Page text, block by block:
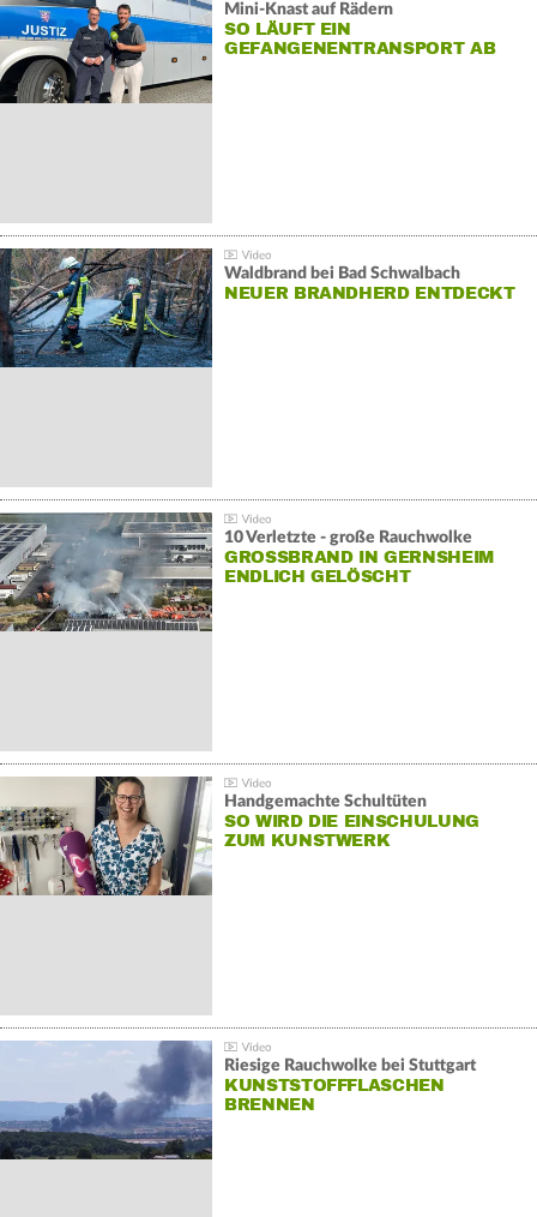
Mini-Knast auf Rädern
SO LÄUFT EIN
GEFANGENENTRANSPORT AB
Waldbrand bei Bad Schwalbach
NEUER BRANDHERD ENTDECKT
10 Verletzte - große Rauchwolke
GROSSBRAND IN GERNSHEIM E
NDLICH GELÖSCHT
Handgemachte Schultüten
SO WIRD DIE EINSCHULUNG
ZUM KUNSTWERK
Riesige Rauchwolke bei Stuttgart
KUNSTSTOFFFLASCHEN
BRENNEN